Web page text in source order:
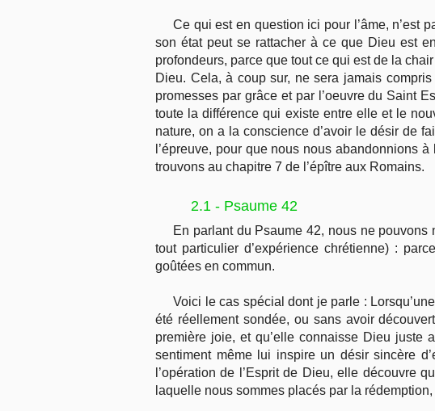
Ce qui est en question ici pour l’âme, n’est
son état peut se rattacher à ce que Dieu est
profondeurs, parce que tout ce qui est de la
Dieu. Cela, à coup sur, ne sera jamais
promesses par grâce et par l’oeuvre du Saint
toute la différence qui existe entre elle et le
nature, on a la conscience d’avoir le désir de
l’épreuve, pour que nous nous abandonnions
trouvons au chapitre 7 de l’épître aux Romains.
2.1 - Psaume 42
En parlant du Psaume 42, nous ne pouvons
tout particulier d’expérience chrétienne) :
goûtées en commun.
Voici le cas spécial dont je parle :
été réellement sondée, ou sans avoir
première joie, et qu’elle connaisse Dieu juste
sentiment même lui inspire un désir sincère
l’opération de l’Esprit de Dieu, elle découvre
laquelle nous sommes placés par la